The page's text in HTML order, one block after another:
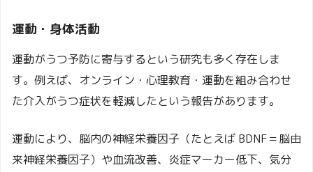
運動・身体活動
運動がうつ予防に寄与するという研究も多く存在しま
す。例えば、オンライン・心理教育・運動を組み合わせ
た介入がうつ症状を軽減したという報告があります。
運動により、脳内の神経栄養因子（たとえば BDNF＝脳由
来神経栄養因子）や血流改善、炎症マーカー低下、気分